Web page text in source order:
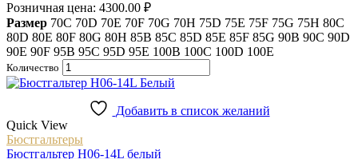
Розничная цена: 4300.00 ₽
Размер 70C 70D 70E 70F 70G 70H 75D 75E 75F 75G 75H 80C
80D 80E 80F 80G 80H 85B 85C 85D 85E 85F 85G 90B 90C 90D
90E 90F 95B 95C 95D 95E 100B 100C 100D 100E
Количество
Добавить в список желаний
Quick View
Бюстгальтеры
Бюстгальтер H06-14L белый